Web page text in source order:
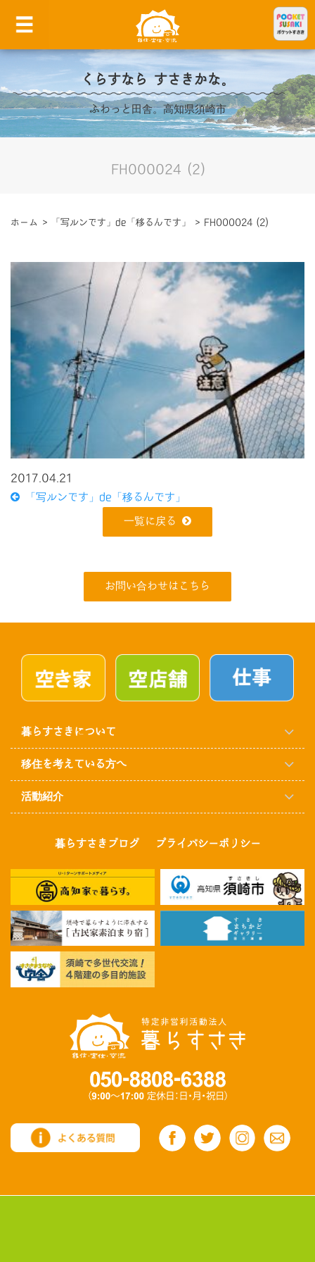
くらすなら すさきかな。
ふわっと田舎。高知県須崎市
FH000024 (2)
ホーム > 「写ルンです」de「移るんです」 > FH000024 (2)
2017.04.21
「写ルンです」de「移るんです」
一覧に戻る
お問い合わせはこちら
暮らすさきについて
移住を考えている方へ
活動紹介
暮らすさきブログ プライバシーポリシー